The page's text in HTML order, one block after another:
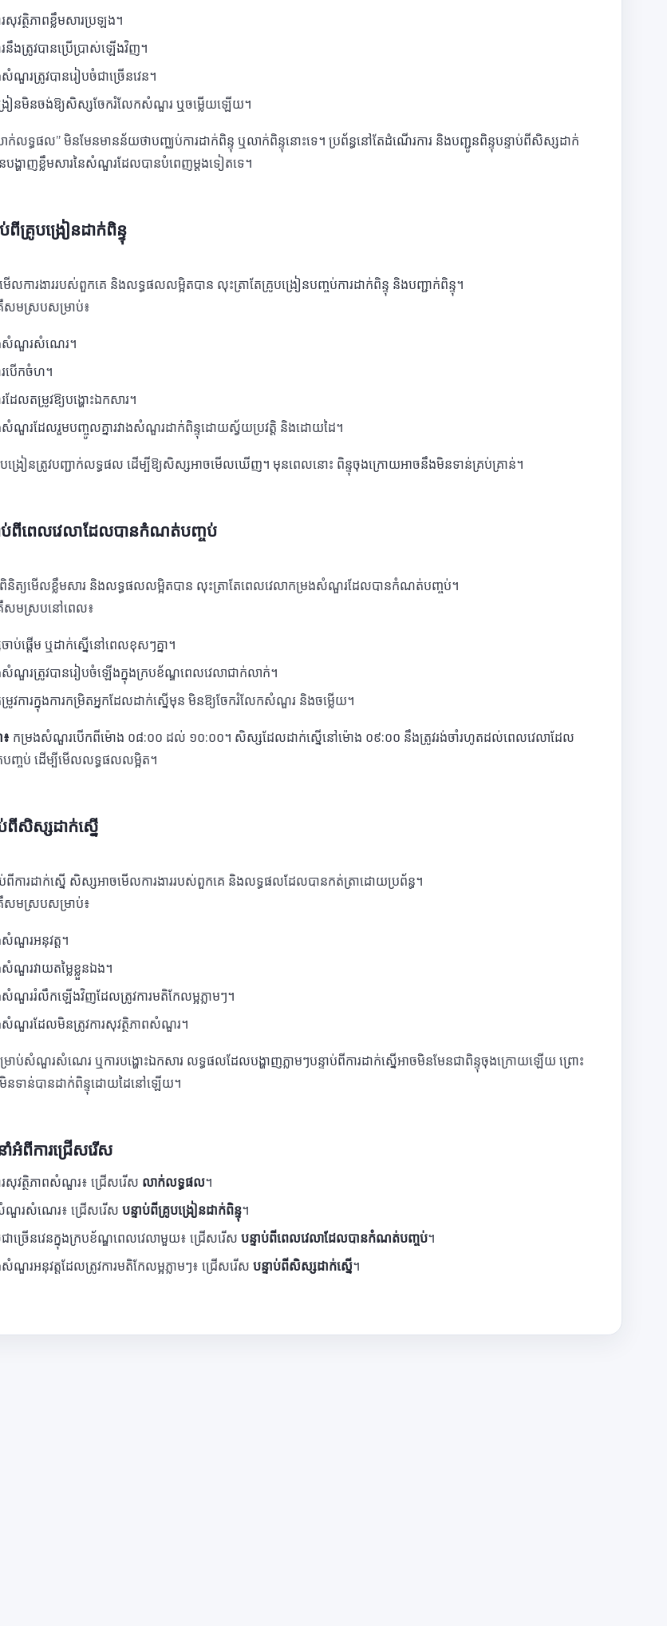
រសុវត្ថិភាពខ្លឹមសារប្រឡង។
ងត្រូវបានប្រើប្រាស់ឡើងវិញ។
ណួរត្រូវបានរៀបចំជាច្រើនវេន។
រៀនមិនចង់ឱ្យសិស្សចែករំលែកសំណួរ ឬចម្លើយឡើយ។
ក់លទ្ធផល” មិនមែនមានន័យថាបញ្ឈប់ការដាក់ពិន្ទុ ឬលាក់ពិន្ទុនោះទេ។ ប្រព័ន្ធនៅតែដំណើរការ និងបញ្ជូនពិន្ទុបន្ទាប់ពីសិស្សដាក់
នបង្ហាញខ្លឹមសារនៃសំណួរដែលបានបំពេញម្តងទៀតទេ។
ពីគ្រូបង្រៀនដាក់ពិន្ទុ
លការងាររបស់ពួកគេ និងលទ្ធផលលម្អិតបាន លុះត្រាតែគ្រូបង្រៀនបញ្ចប់ការដាក់ពិន្ទុ និងបញ្ជាក់ពិន្ទុ។
សមស្របសម្រាប់៖
សំណួរសំណេរ។
ើកចំហ។
លតម្រូវឱ្យបង្ហោះឯកសារ។
ណួរដែលរួមបញ្ចូលគ្នារវាងសំណួរដាក់ពិន្ទុដោយស្វ័យប្រវត្តិ និងដោយដៃ។
ង្រៀនត្រូវបញ្ជាក់លទ្ធផល ដើម្បីឱ្យសិស្សអាចមើលឃើញ។ មុនពេលនោះ ពិន្ទុចុងក្រោយអាចនឹងមិនទាន់គ្រប់គ្រាន់។
ប់ពីពេលវេលាដែលបានកំណត់បញ្ចប់
ត្យមើលខ្លឹមសារ និងលទ្ធផលលម្អិតបាន លុះត្រាតែពេលវេលាកម្រងសំណួរដែលបានកំណត់បញ្ចប់។
សមស្របនៅពេល៖
ប់ផ្តើម ឬដាក់ស្នើនៅពេលខុសៗគ្នា។
ណួរត្រូវបានរៀបចំឡើងក្នុងក្របខ័ណ្ឌពេលវេលាជាក់លាក់។
រូវការក្នុងការកម្រិតអ្នកដែលដាក់ស្នើមុន មិនឱ្យចែករំលែកសំណួរ និងចម្លើយ។
កម្រងសំណួរបើកពីម៉ោង ០៨:០០ ដល់ ១០:០០។ សិស្សដែលដាក់ស្នើនៅម៉ោង ០៩:០០ នឹងត្រូវរង់ចាំរហូតដល់ពេលវេលាដែល
ចប់ ដើម្បីមើលលទ្ធផលលម្អិត។
ពីសិស្សដាក់ស្នើ
ាប់ពីការដាក់ស្នើ សិស្សអាចមើលការងាររបស់ពួកគេ និងលទ្ធផលដែលបានកត់ត្រាដោយប្រព័ន្ធ។
សមស្របសម្រាប់៖
សំណួរអនុវត្ត។
ណួរវាយតម្លៃខ្លួនឯង។
ណួររំលឹកឡើងវិញដែលត្រូវការមតិកែលម្អភ្លាមៗ។
សំណួរដែលមិនត្រូវការសុវត្ថិភាពសំណួរ។
ាប់សំណួរសំណេរ ឬការបង្ហោះឯកសារ លទ្ធផលដែលបង្ហាញភ្លាមៗបន្ទាប់ពីការដាក់ស្នើអាចមិនមែនជាពិន្ទុចុងក្រោយឡើយ ព្រោះ
នទាន់បានដាក់ពិន្ទុដោយដៃនៅឡើយ។
អំពីការជ្រើសរើស
រសុវត្ថិភាពសំណួរ៖ ជ្រើសរើស លាក់លទ្ធផល។
ណួរសំណេរ៖ ជ្រើសរើស បន្ទាប់ពីគ្រូបង្រៀនដាក់ពិន្ទុ។
ាច្រើនវេនក្នុងក្របខ័ណ្ឌពេលវេលាមួយ៖ ជ្រើសរើស បន្ទាប់ពីពេលវេលាដែលបានកំណត់បញ្ចប់។
ណួរអនុវត្តដែលត្រូវការមតិកែលម្អភ្លាមៗ៖ ជ្រើសរើស បន្ទាប់ពីសិស្សដាក់ស្នើ។